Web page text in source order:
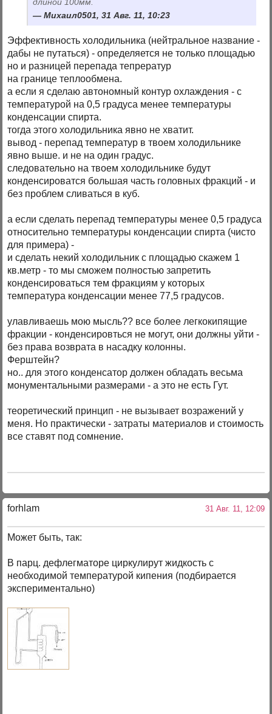
длиной 100мм.
Михаил0501, 31 Авг. 11, 10:23
Эффективность холодильника (нейтральное название -
дабы не путаться) - определяется не только площадью
но и разницей перепада тепрератур
на границе теплообмена.
а если я сделаю автономный контур охлаждения - с
температурой на 0,5 градуса менее температуры
конденсации спирта.
тогда этого холодильника явно не хватит.
вывод - перепад температур в твоем холодильнике
явно выше. и не на один градус.
следовательно на твоем холодильнике будут
конденсироватся большая часть головных фракций - и
без проблем сливаться в куб.
а если сделать перепад температуры менее 0,5 градуса
относительно температуры конденсации спирта (чисто
для примера) -
и сделать некий холодильник с площадью скажем 1
кв.метр - то мы сможем полностью запретить
конденсироваться тем фракциям у которых
температура конденсации менее 77,5 градусов.
улавливаешь мою мысль?? все более легкокипящие
фракции - конденсировться не могут, они должны уйти -
без права возврата в насадку колонны.
Ферштейн?
но.. для этого конденсатор должен обладать весьма
монументальными размерами - а это не есть Гут.
теоретический принцип - не вызывает возражений у
меня. Но практически - затраты материалов и стоимость
все ставят под сомнение.
forhlam 31 Авг. 11, 12:09
Может быть, так:
В парц. дефлегматоре циркулирут жидкость с
необходимой температурой кипения (подбирается
экспериментально)